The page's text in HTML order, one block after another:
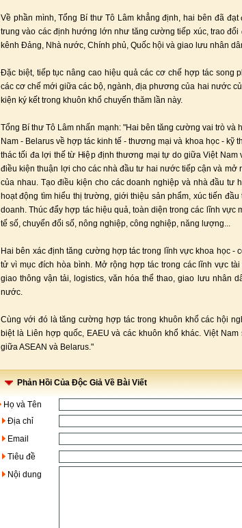
Về phần mình, Tổng Bí thư Tô Lâm khẳng định, hai bên đã
trung vào các định hướng lớn như tăng cường tiếp xúc, trao đổi
kênh Đảng, Nhà nước, Chính phủ, Quốc hội và giao lưu nhân
Đặc biệt, tiếp tục nâng cao hiệu quả các cơ chế hợp tác song
các cơ chế mới giữa các bộ, ngành, địa phương của hai nước
kiện ký kết trong khuôn khổ chuyến thăm lần này.
Tổng Bí thư Tô Lâm nhấn mạnh: "Hai bên tăng cường vai trò và
Nam - Belarus về hợp tác kinh tế - thương mại và khoa học - kỹ
thác tối đa lợi thế từ Hiệp định thương mại tự do giữa Việt Nam
điều kiện thuận lợi cho các nhà đầu tư hai nước tiếp cận và mở
của nhau. Tạo điều kiện cho các doanh nghiệp và nhà đầu tư
hoạt động tìm hiểu thị trường, giới thiệu sản phẩm, xúc tiến
doanh. Thúc đẩy hợp tác hiệu quả, toàn diện trong các lĩnh vực
tế số, chuyển đổi số, nông nghiệp, công nghiệp, năng lượng...
Hai bên xác định tăng cường hợp tác trong lĩnh vực khoa học -
tử vì mục đích hòa bình. Mở rộng hợp tác trong các lĩnh vực
giao thông vận tải, logistics, văn hóa thể thao, giao lưu nhân
nước.
Cùng với đó là tăng cường hợp tác trong khuôn khổ các hội
biệt là Liên hợp quốc, EAEU và các khuôn khổ khác. Việt
giữa ASEAN và Belarus."
Phản Hồi Của Độc Giả Về Bài Viết
Họ và Tên
Địa chỉ
Email
Tiêu đề
Nội dung